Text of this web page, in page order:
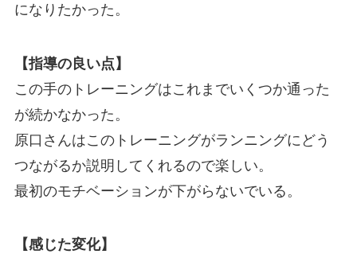
になりたかった。
【指導の良い点】
この手のトレーニングはこれまでいくつか通った
が続かなかった。
原口さんはこのトレーニングがランニングにどう
つながるか説明してくれるので楽しい。
最初のモチベーションが下がらないでいる。
【感じた変化】